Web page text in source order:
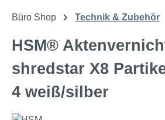
Büro Shop Technik & Zubehör
HSM®
shredstar X8
4 weiß/silber